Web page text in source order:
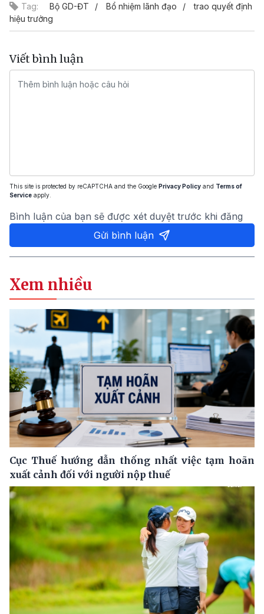
Tag: Bộ GD-ĐT Bổ nhiệm lãnh đạo
trao quyết định
hiệu trưởng
Viết bình luận
This site is protected by reCAPTCHA and the Google Privacy Policy and Terms of
Service apply.
Bình luận của bạn sẽ được xét duyệt trước khi đăng
Gửi bình luận
Xem nhiều
Cục Thuế hướng dẫn thống nhất việc tạm hoãn
xuất cảnh đối với người nộp thuế